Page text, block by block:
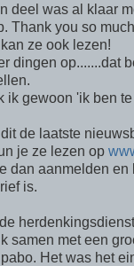
deel was al klaar
Thank you so
ze ook lezen!
dingen op.......dat
ik gewoon 'ik ben
de laatste
je ze lezen op
dan aanmelden en
is.
samen met een
Het was het